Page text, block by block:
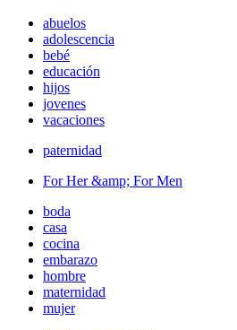
abuelos
adolescencia
bebé
educación
hijos
jovenes
vacaciones
paternidad
For Her &amp; For Men
boda
casa
cocina
embarazo
hombre
maternidad
mujer